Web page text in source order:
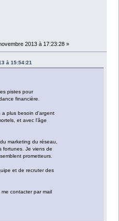
2013 à 17:23:28 »
à 15:54:21
pistes pour
financière.
plus besoin d'argent
et avec l'âge
marketing du réseau,
fortunes. Je viens de
prometteurs.
et de recruter des
contacter par mail